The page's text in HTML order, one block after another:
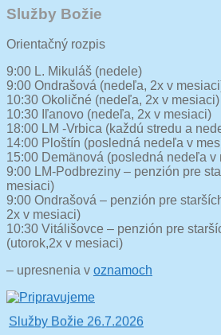
Služby Božie
Orientačný rozpis
9:00 L. Mikuláš (nedele)
9:00 Ondrašová (nedeľa, 2x v
10:30 Okoličné (nedeľa, 2x v mesiaci)
10:30 Iľanovo (nedeľa, 2x v mesiaci)
18:00 LM -Vrbica (každú stredu a
14:00 Ploštín (posledná nedeľa v
15:00 Demänová (posledná nedeľa v
9:00 LM-Podbreziny – penzión pre
mesiaci)
9:00 Ondrašová – penzión pre
2x v mesiaci)
10:30 Vitálišovce – penzión pre
(utorok,2x v mesiaci)
– upresnenia v oznamoch
Vitajte, viac sa dočítate tu >>
Služby Božie 26.7.2026